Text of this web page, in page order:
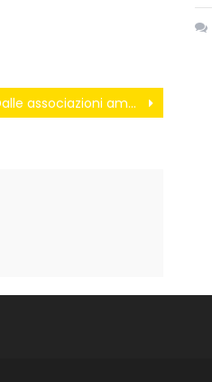
Dalle associazioni ambientaliste l’ultimo appello per salvare il “greening” della PAC